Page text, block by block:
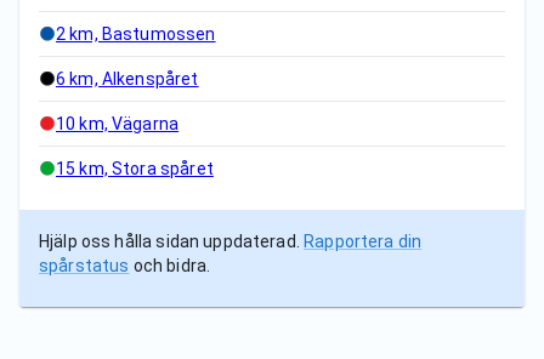
2 km, Bastumossen
6 km, Alkenspåret
10 km, Vägarna
15 km, Stora spåret
Hjälp oss hålla sidan uppdaterad.
Rapportera din
spårstatus och bidra.